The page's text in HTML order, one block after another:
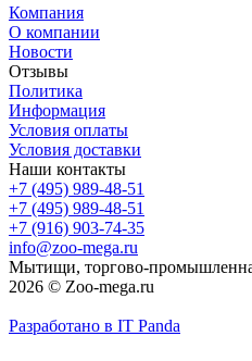
Компания
О компании
Новости
Отзывы
Политика
Информация
Условия оплаты
Условия доставки
Наши контакты
+7 (495) 989-48-51
+7 (495) 989-48-51
+7 (916) 903-74-35
info@zoo-mega.ru
Мытищи, торгово-
2026 © Zoo-mega.ru
Разработано в IT Panda